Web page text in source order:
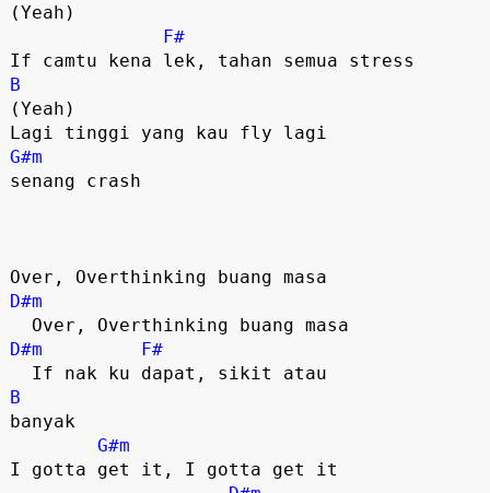
(Yeah)
F#
B
(Yeah)
G#m
senang crash
D#m
D#m
F#
B
banyak
G#m
I gotta get it, I gotta get it